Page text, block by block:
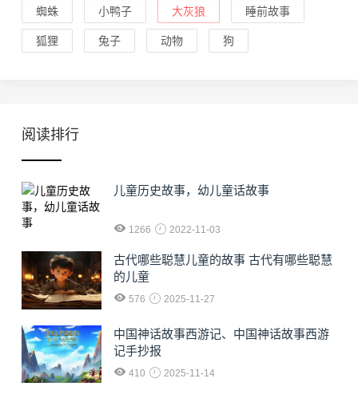
蜘蛛 小鸭子 大灰狼 睡前故事
狐狸 兔子 动物 狗
阅读排行
儿童历史故事，幼儿童话故事
1266 2022-11-03
古代哪些聪慧儿童的故事 古代有哪些聪慧
的儿童
576 2025-11-27
中国神话故事西游记、中国神话故事西游
记手抄报
410 2025-11-14